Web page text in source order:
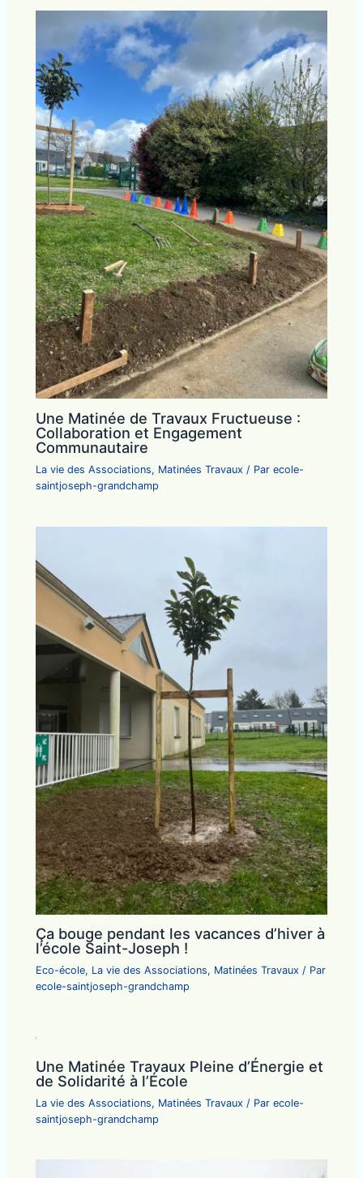
Une Matinée de Travaux Fructueuse :
Collaboration et Engagement
Communautaire
La vie des Associations, Matinées Travaux / Parecole-
saintjoseph-grandchamp
Ça bouge pendant les vacances d’hiver à
l’école Saint-Joseph !
Eco-école, La vie des Associations, Matinées Travaux / Par
ecole-saintjoseph-grandchamp
Une Matinée Travaux Pleine d’Énergie et
de Solidarité à l’École
La vie des Associations, Matinées Travaux / Parecole-
saintjoseph-grandchamp